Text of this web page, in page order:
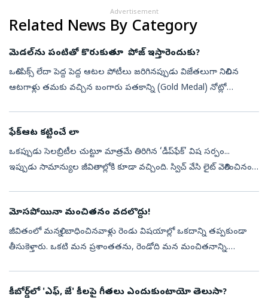
Advertisement
Related News By Category
మెడల్‌ను పంటితో కొరుకుతూ పోజ్‌ ఇస్తారెందుకు?
ఒలింపిక్స్‌ లేదా పెద్ద పెద్ద ఆటల పోటీలు జరిగినప్పుడు విజేతలుగా నిలిచిన
ఆటగాళ్లు తమకు వచ్చిన బంగారు పతకాన్ని (Gold Medal) నోట్లో
ఫేక్‌ఆట కట్టించే లా
ఒకప్పుడు సెలబ్రిటీల చుట్టూ మాత్రమే తిరిగిన ‘డీప్‌ఫేక్‌’ విష సర్పం...
ఇప్పుడు సామాన్యుల జీవితాల్లోకి కూడా వచ్చింది. స్విచ్‌ వేసి లైట్‌ వెలిగించినంత
మోసపోయినా మంచితనం వదలొద్దు!
జీవితంలో మనల్ని బాధించినవాళ్లు రెండు విషయాల్లో ఒకదాన్ని తప్పకుండా
తీసుకెళ్తారు. ఒకటి మన ప్రశాంతతను, రెండోది మన మంచితనాన్ని.
కీబోర్డ్‌లో 'ఎఫ్‌, జే' కీలపై గీతలు ఎందుకుంటాయో తెలుసా?